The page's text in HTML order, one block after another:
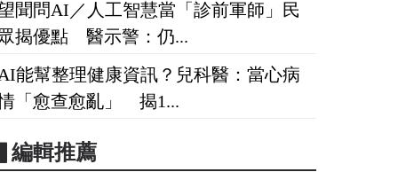
聞問AI／人工智慧當「診前軍師」民
揭優點 醫示警：仍...
能幫整理健康資訊？兒科醫：當心病
「愈查愈亂」 揭1...
▋編輯推薦